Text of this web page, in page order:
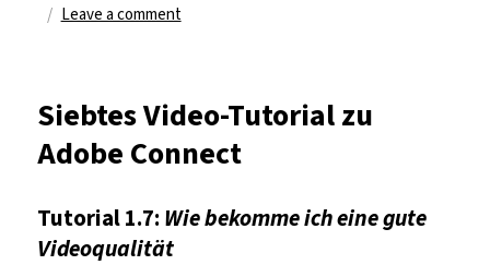
on
Leave a commenton
Fortgeschrittene
zu
Adobe
Siebtes Video-Tutorial zu
Adobe Connect
Tutorial 1.7: Wie bekomme ich eine gute
Videoqualität